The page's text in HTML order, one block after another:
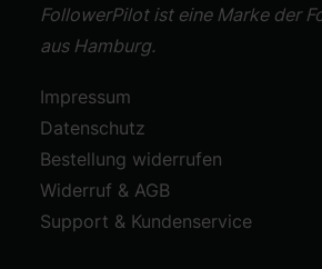
FollowerPilot ist eine Marke der
aus Hamburg.
Impressum
Datenschutz
Bestellung widerrufen
Widerruf & AGB
Support & Kundenservice